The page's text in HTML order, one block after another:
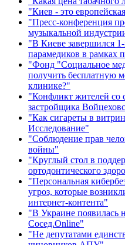
"Киев - это
"Пресс-конференция
музыкальной
"В Киеве завершился
парамедиков в
"Фонд "Социальное
получить бесплатную
клинике?"
"Конфликт жителей со
застройщика
"Как сигареты в
Исследование"
"Соблюдение прав
войны"
"Круглый стол в
ортодонтического
"Персональная
угроз, которые
интернет-контента"
"В Украине появилась
Сосед.Online"
"Не депутатами